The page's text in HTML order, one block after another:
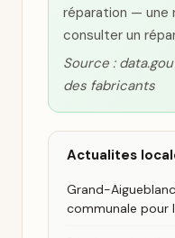
réparation — une
consulter un
Source :
des fabricants
Actualites
Grand-
communale pour